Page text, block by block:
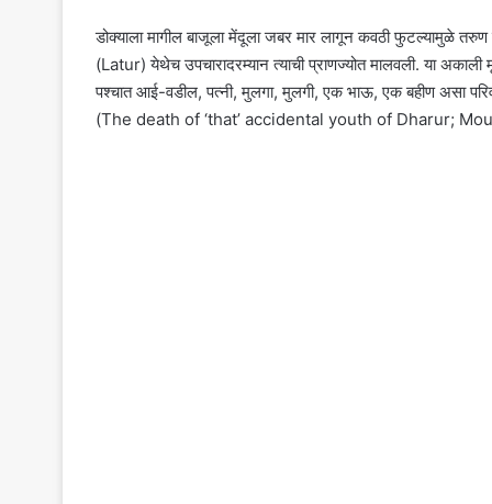
डोक्याला मागील बाजूला मेंदूला जबर मार लागून कवठी फुटल्यामुळे
(Latur) येथेच उपचारादरम्यान त्याची प्राणज्योत मालवली. या
पश्चात आई-वडील, पत्नी, मुलगा, मुलगी, एक भाऊ, एक बहीण असा
(The death of ‘that’ accidental youth of Dharur;